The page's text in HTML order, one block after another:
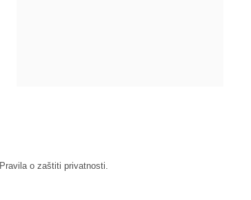
Pravila o zaštiti privatnosti.